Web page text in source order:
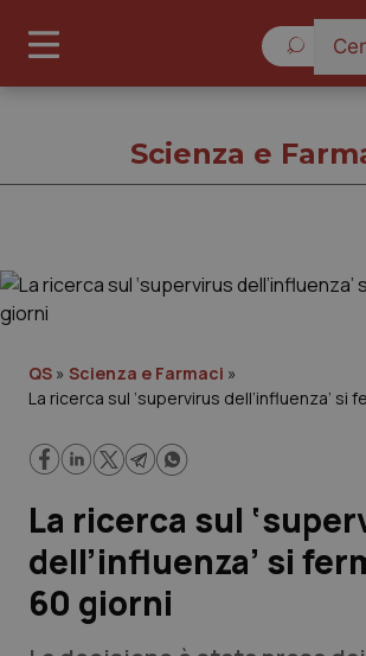
Governo e Parlamento
Regioni e Asl
Lavoro e Professioni
Scienza e Farmaci
Studi e Analisi
Scienza e
QS » Scienza e Farmaci »
La ricerca sul ‘supervirus dell’influenza’ si
La ricerca sul
dell’influenza’ si
60 giorni